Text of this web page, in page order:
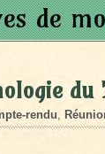
de
du
rendu,